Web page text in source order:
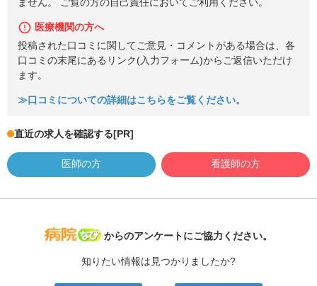
ません。 ご覧の方の自己責任においてご利用ください。
医療機関の方へ
投稿された口コミに関してご意見・コメントがある場合は、各
口コミの末尾にあるリンク(入力フォーム)からご返信いただけ
ます。
≫口コミについての詳細はこちらをご覧ください。
直近の求人を確認する[PR]
医師の方 看護師の方
病院なび
からのアンケートにご協力ください。
知りたい情報は見つかりましたか?